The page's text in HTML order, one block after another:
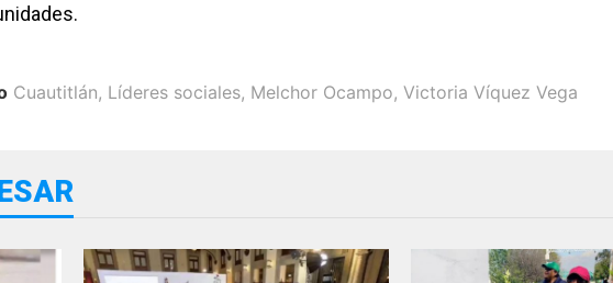
Cuautitlán, Líderes sociales, Melchor Ocampo, Victoria Víquez Vega